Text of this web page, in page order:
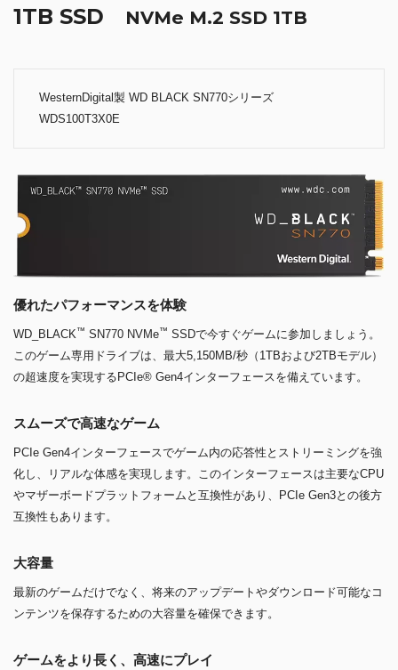
1TB SSD NVMe M.2 SSD 1TB
WesternDigital製 WD BLACK SN770シリーズ
WDS100T3X0E
優れたパフォーマンスを体験
WD_BLACK™ SN770 NVMe™ SSDで今すぐゲームに参加しましょう。
このゲーム専用ドライブは、最大5,150MB/秒（1TBおよび2TBモデル）
の超速度を実現するPCIe® Gen4インターフェースを備えています。
スムーズで高速なゲーム
PCIe Gen4インターフェースでゲーム内の応答性とストリーミングを強
化し、リアルな体感を実現します。このインターフェースは主要なCPU
やマザーボードプラットフォームと互換性があり、PCIe Gen3との後方
互換性もあります。
大容量
最新のゲームだけでなく、将来のアップデートやダウンロード可能なコ
ンテンツを保存するための大容量を確保できます。
ゲームをより長く、高速にプレイ